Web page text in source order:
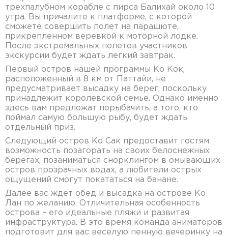
трехпалубном корабле с пирса Балихай около 10
утра. Вы причалите к платформе, с которой
сможете совершить полет на парашюте,
прикрепленном веревкой к моторной лодке.
После экстремальных полетов участников
экскурсии будет ждать легкий завтрак.
Первый остров нашей программы Ко Кок,
расположенный в 8 км от Паттайи, не
предусматривает высадку на берег, поскольку
принадлежит королевской семье. Однако именно
здесь вам предложат порыбачить, а того, кто
поймал самую большую рыбу, будет ждать
отдельный приз.
Следующий остров Ко Сак предоставит гостям
возможность позагорать на своих белоснежных
берегах, позаниматься снорклингом в омывающих
остров прозрачных водах, а любители острых
ощущений смогут покататься на банане.
Далее вас ждет обед и высадка на острове Ко
Лан по желанию. Отличительная особенность
острова – его идеальные пляжи и развитая
инфраструктура. В это время команда аниматоров
подготовит для вас веселую пенную вечеринку на